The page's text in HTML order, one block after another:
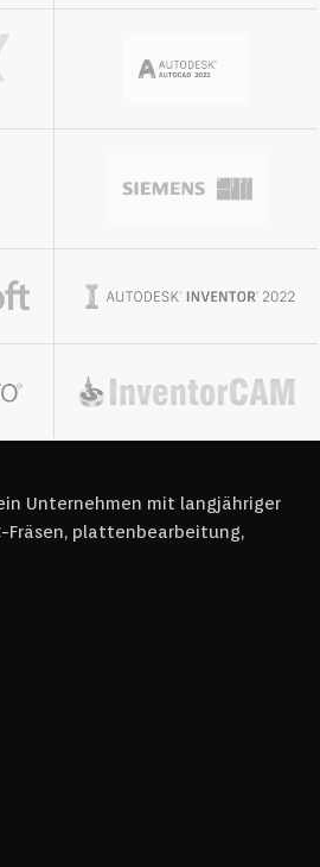
ein Unternehmen mit langjähriger
Fräsen, plattenbearbeitung,